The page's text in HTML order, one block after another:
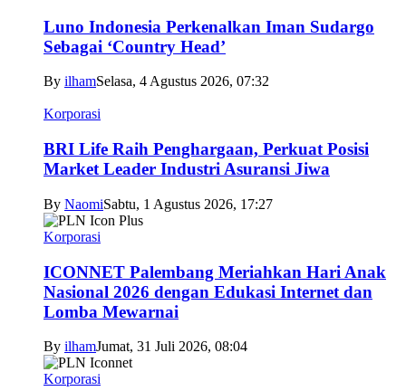
Luno Indonesia Perkenalkan Iman Sudargo
Sebagai ‘Country Head’
By ilhamSelasa, 4 Agustus 2026, 07:32
Korporasi
BRI Life Raih Penghargaan, Perkuat Posisi
Market Leader Industri Asuransi Jiwa
By NaomiSabtu, 1 Agustus 2026, 17:27
Korporasi
ICONNET Palembang Meriahkan Hari Anak
Nasional 2026 dengan Edukasi Internet dan
Lomba Mewarnai
By ilhamJumat, 31 Juli 2026, 08:04
Korporasi